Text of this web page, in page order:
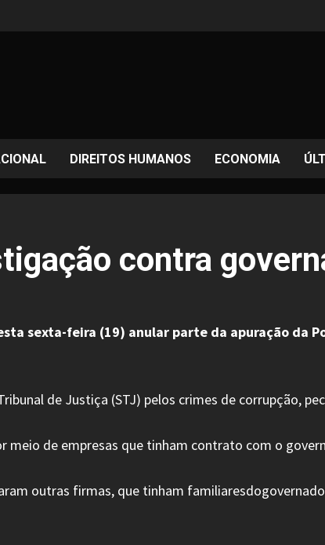
DIREITOS HUMANOS ECONOMIA
contra
sexta-feira (19) anular parte da apuração da
de Justiça (STJ) pelos crimes de corrupção,
meio de empresas que tinham contrato com o
outras firmas, que tinham